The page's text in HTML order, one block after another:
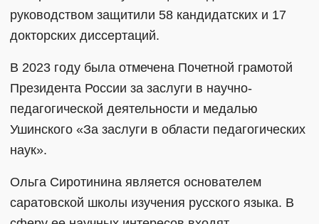
руководством защитили 58 кандидатских и 17
докторских диссертаций.
В 2023 году была отмечена Почетной грамотой
Президента России за заслуги в научно-
педагогической деятельности и медалью
Ушинского «За заслуги в области педагогических
наук».
Ольга Сиротинина является основателем
саратовской школы изучения русского языка. В